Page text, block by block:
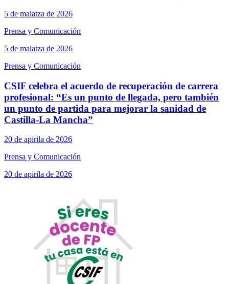
5 de maiatza de 2026
Prensa y Comunicación
5 de maiatza de 2026
Prensa y Comunicación
CSIF celebra el acuerdo de recuperación de carrera
profesional: “Es un punto de llegada, pero también
un punto de partida para mejorar la sanidad de
Castilla-La Mancha”
20 de apirila de 2026
Prensa y Comunicación
20 de apirila de 2026